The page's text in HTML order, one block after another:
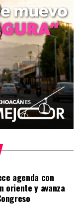
afirmó que la
tiene como
y generar
los
la economía de
agenda con
oriente y avanza